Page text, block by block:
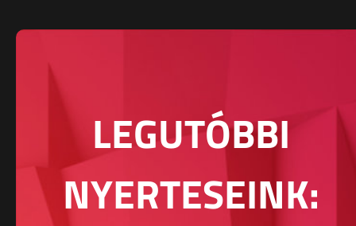
LEGUTÓBBI
NYERTESEINK: